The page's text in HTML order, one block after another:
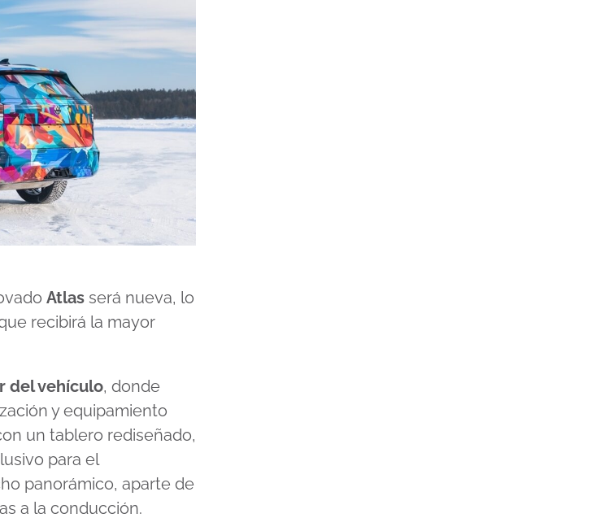
Atlas será nueva, lo
recibirá la mayor
del vehículo, donde
y equipamiento
un tablero rediseñado,
para el
panorámico, aparte de
a la conducción.